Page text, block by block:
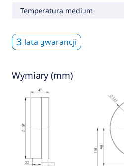
Temperatura medium
3 lata gwarancji
Wymiary (mm)